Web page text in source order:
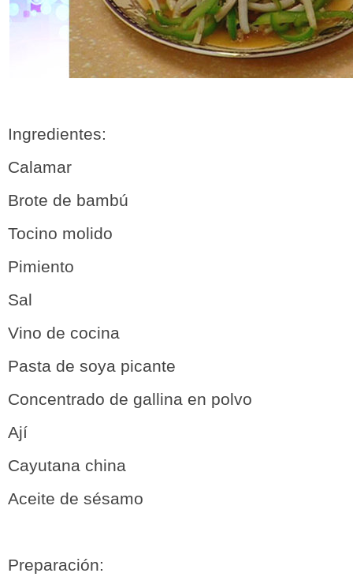
Ingredientes:
Calamar
Brote de bambú
Tocino molido
Pimiento
Sal
Vino de cocina
Pasta de soya picante
Concentrado de gallina en polvo
Ají
Cayutana china
Aceite de sésamo
Preparación: